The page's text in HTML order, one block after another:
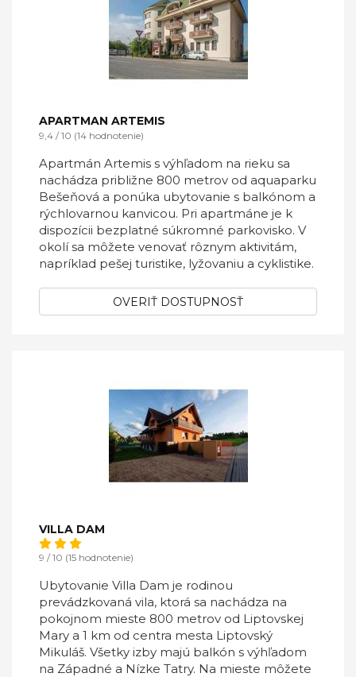
APARTMAN ARTEMIS
9,4 / 10 (14 hodnotenie)
Apartmán Artemis s výhľadom na rieku sa
nachádza približne 800 metrov od aquaparku
Bešeňová a ponúka ubytovanie s balkónom a
rýchlovarnou kanvicou. Pri apartmáne je k
dispozícii bezplatné súkromné parkovisko. V
okolí sa môžete venovať rôznym aktivitám,
napríklad pešej turistike, lyžovaniu a cyklistike.
OVERIŤ DOSTUPNOSŤ
VILLA DAM
9 / 10 (15 hodnotenie)
Ubytovanie Villa Dam je rodinou
prevádzkovaná vila, ktorá sa nachádza na
pokojnom mieste 800 metrov od Liptovskej
Mary a 1 km od centra mesta Liptovský
Mikuláš. Všetky izby majú balkón s výhľadom
na Západné a Nízke Tatry. Na mieste môžete